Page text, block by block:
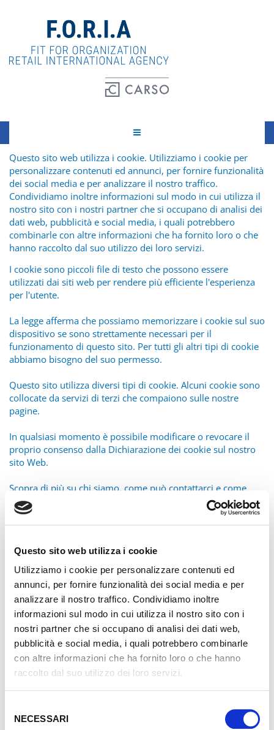
Questo sito web utilizza i cookie
Utilizziamo i cookie per personalizzare contenuti ed
annunci, per fornire funzionalità dei social media e per
analizzare il nostro traffico. Condividiamo inoltre
informazioni sul modo in cui utilizza il nostro sito con i
nostri partner che si occupano di analisi dei dati web,
pubblicità e social media, i quali potrebbero combinarle
con altre informazioni che ha fornito loro o che hanno
raccolto dal suo utilizzo dei loro servizi.
delNECESSARI
Questo sito web utilizza i cookie. Utilizziamo i cookie per
personalizzare contenuti ed annunci, per fornire funzionalità
dei social media e per analizzare il nostro traffico.
Condividiamo inoltre informazioni sul modo in cui utilizza il
nostro sito con i nostri partner che si occupano di analisi dei
dati web, pubblicità e social media, i quali potrebbero
combinarle con altre informazioni che ha fornito loro o che
hanno raccolto dal suo utilizzo dei loro servizi.
I cookie sono piccoli file di testo che possono essere
utilizzati dai siti web per rendere più efficiente l'esperienza
per l'utente.
La legge afferma che possiamo memorizzare i cookie sul suo
dispositivo se sono strettamente necessari per il
funzionamento di questo sito. Per tutti gli altri tipi di cookie
abbiamo bisogno del suo permesso.
Questo sito utilizza diversi tipi di cookie. Alcuni cookie sono
collocate da servizi di terzi che compaiono sulle nostre
pagine.
In qualsiasi momento è possibile modificare o revocare il
proprio consenso dalla Dichiarazione dei cookie sul nostro
sito Web.
Scopra di più su chi siamo, come può contattarci e come
trattiamo i dati personali nella nostra Informativa sulla
privacy.
contattati per quanto riguarda il tuo consenso.
Il tuo consenso si applica ai seguenti siti web:
www.foriasrl.com
Il tuo stato attuale: Rifiuta.
Modifica consenso
Dichiarazione Cookie aggiornata l'ultima volta il 03/07/2023
daCookiebot:
I cookie necessari contribuiscono a rendere fruibile il sito
web abilitandone funzionalità di base quali la navigazione